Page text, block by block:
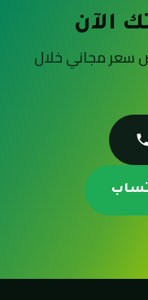
الآن
سعر مجاني خلال